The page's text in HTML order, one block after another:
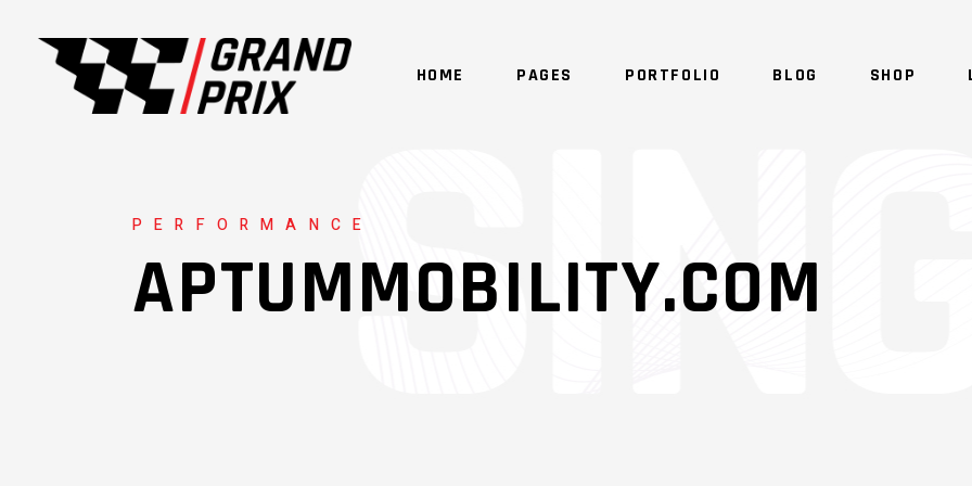
HOME PAGES PORTFOLIO
OVERLAY
BLOG SHOP
PERFORMANCE
APTUMMOBILITY.COM